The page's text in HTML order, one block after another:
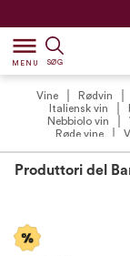
dehaze
MENU SØG
Vine Rødvin
Italiensk vin
Nebbiolo vin
Røde vine
Produttori del